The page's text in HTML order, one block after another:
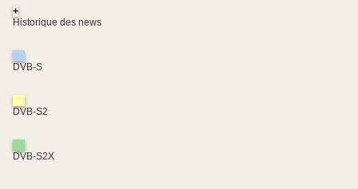
+
Historique des news
DVB-S
DVB-S2
DVB-S2X